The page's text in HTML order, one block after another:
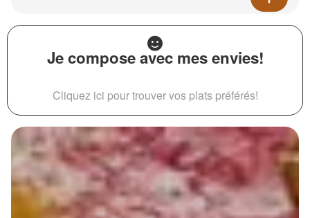
Je compose avec mes envies!
Cliquez ici pour trouver vos plats préférés!